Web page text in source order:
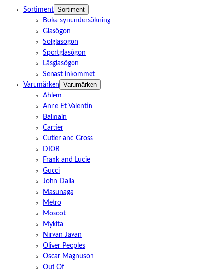
Sortiment Sortiment
Boka synundersökning
Glasögon
Solglasögon
Sportglasögon
Läsglasögon
Senast inkommet
Varumärken
Varumärken
Ahlem
Anne Et Valentin
Balmain
Cartier
Cutler and Gross
DIOR
Frank and Lucie
Gucci
John Dalia
Masunaga
Metro
Moscot
Mykita
Nirvan Javan
Oliver Peoples
Oscar Magnuson
Out Of